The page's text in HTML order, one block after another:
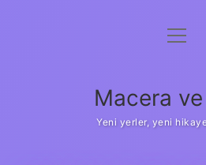
Anasayfa
Yasal
menüyü
Macera
Yeni yerler, yeni